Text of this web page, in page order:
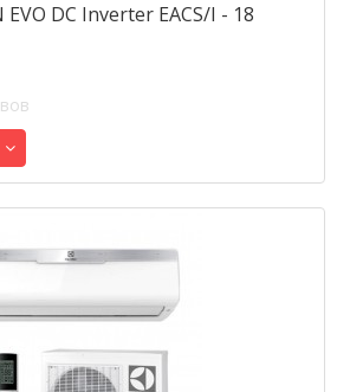
DC Inverter EACS/I - 18